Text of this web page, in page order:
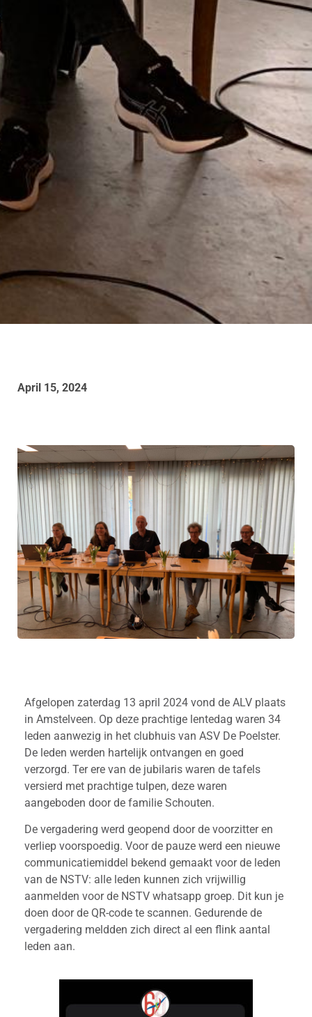
April 15, 2024
Afgelopen zaterdag 13 april 2024 vond de ALV plaats
in Amstelveen. Op deze prachtige lentedag waren 34
leden aanwezig in het clubhuis van ASV De Poelster.
De leden werden hartelijk ontvangen en goed
verzorgd. Ter ere van de jubilaris waren de tafels
versierd met prachtige tulpen, deze waren
aangeboden door de familie Schouten.
De vergadering werd geopend door de voorzitter en
verliep voorspoedig. Voor de pauze werd een nieuwe
communicatiemiddel bekend gemaakt voor de leden
van de NSTV: alle leden kunnen zich vrijwillig
aanmelden voor de NSTV whatsapp groep. Dit kun je
doen door de QR-code te scannen. Gedurende de
vergadering meldden zich direct al een flink aantal
leden aan.